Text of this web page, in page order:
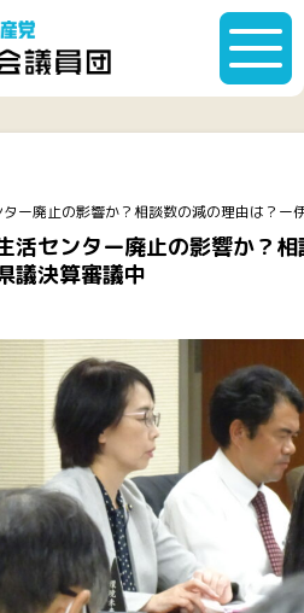
ー廃止の影響か？相談数の減の理由は？ー
活センター廃止の影響か？
議決算審議中